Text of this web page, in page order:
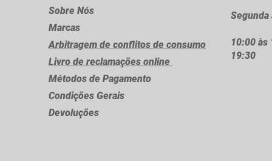
Sobre Nós
Marcas
Arbitragem de conflitos de consumo
Livro de reclamações online
Métodos de Pagamento
Condições Gerais
Devoluções
Segunda
10:00 às
19:30